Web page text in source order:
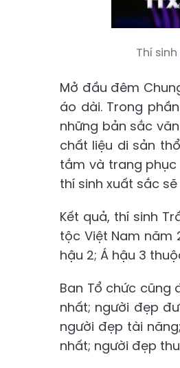
Thí
Mở đầu đêm
áo dài. Trong
những bản sắc
chất liệu di sản
tắm và trang phục
thí sinh xuất sắc
Kết quả, thí sinh
tộc Việt Nam năm
hậu 2; Á hậu 3
Ban Tổ chức cũng
nhất; người đẹp
người đẹp tài
nhất; người đẹp